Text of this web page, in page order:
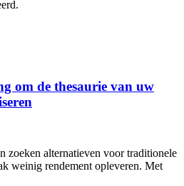
om de thesaurie van uw
zoeken alternatieven voor traditionele
weinig rendement opleveren. Met